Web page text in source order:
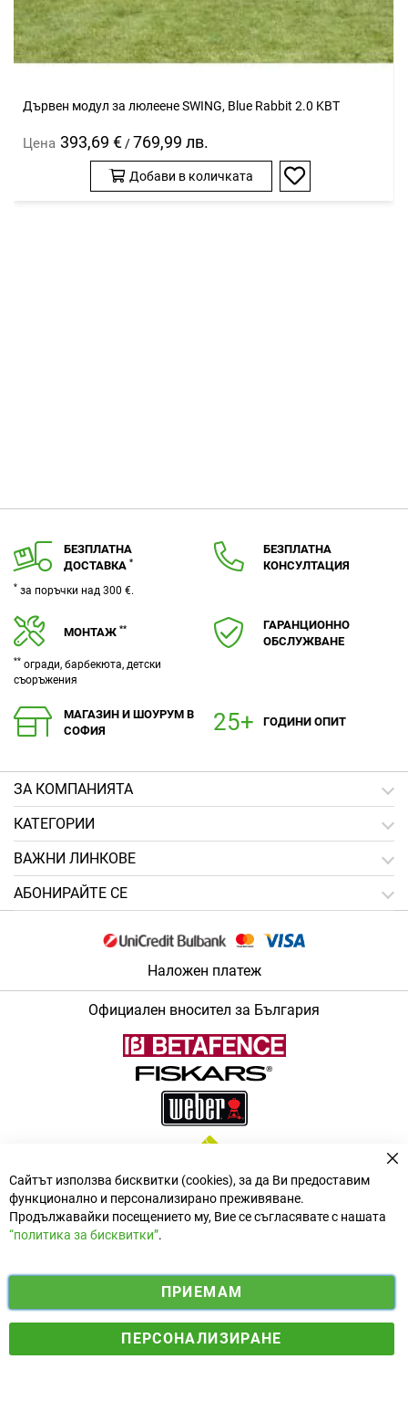
Дървен модул за люлеене SWING, Blue Rabbit 2.0 KBT
Цена 393,69 € /769,99 лв.
Добави в количката
Добави
БЕЗПЛАТНА
ДОСТАВКА *
* за поръчки над 300 €.
БЕЗПЛАТНА
КОНСУЛТАЦИЯ
МОНТАЖ **
** огради, барбекюта, детски
съоръжения
ГАРАНЦИОННО
ОБСЛУЖВАНЕ
МАГАЗИН И ШОУРУМ В
СОФИЯ
ГОДИНИ ОПИТ
ЗA КОМПАНИЯТА
КАТЕГОРИИ
ВАЖНИ ЛИНКОВЕ
АБОНИРАЙТЕ СЕ
Наложен платеж
Официален вносител за България
© 2025 Ogradina.bg Всички права запазени. | Обменен курс:
f
a
i
n
s
y
o
u
Електронен магазин
Сайтът използва бисквитки (cookies), за да Ви предоставим
функционално и персонализирано преживяване.
Продължавайки посещението му, Вие се съгласявате с нашата
“политика за бисквитки”.
ПРИЕМАМ
ПЕРСОНАЛИЗИРАНЕ